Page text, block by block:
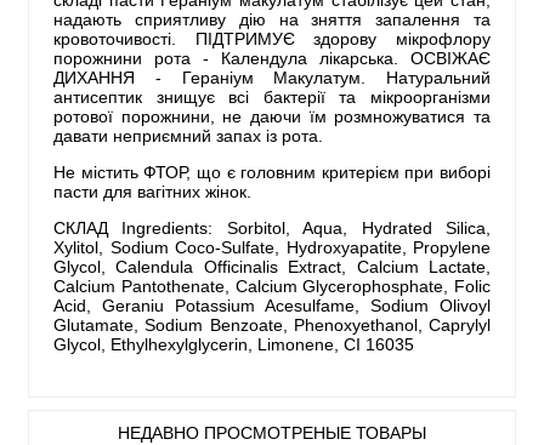
надають сприятливу дію на зняття запалення та
кровоточивості. ПІДТРИМУЄ здорову мікрофлору
порожнини рота - Календула лікарська. ОСВІЖАЄ
ДИХАННЯ - Гераніум Макулатум. Натуральний
антисептик знищує всі бактерії та мікроорганізми
ротової порожнини, не даючи їм розмножуватися та
давати неприємний запах із рота.
Не містить ФТОР, що є головним критерієм при виборі
пасти для вагітних жінок.
СКЛАД Ingredients: Sorbitol, Aqua, Hydrated Silica,
Xylitol, Sodium Coco-Sulfate, Hydroxyapatite, Propylene
Glycol, Calendula Officinalis Extract, Calcium Lactate,
Calcium Pantothenate, Calcium Glycerophosphate, Folic
Acid, Geraniu Potassium Acesulfame, Sodium Olivoyl
Glutamate, Sodium Benzoate, Phenoxyethanol, Caprylyl
Glycol, Ethylhexylglycerin, Limonene, CI 16035
НЕДАВНО ПРОСМОТРЕНЫЕ ТОВАРЫ